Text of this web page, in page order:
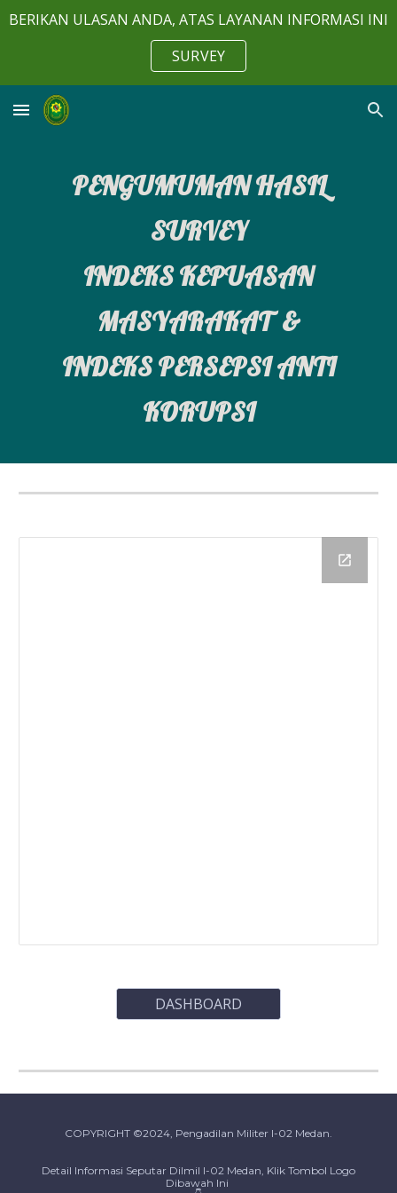
BERIKAN ULASAN ANDA, ATAS LAYANAN INFORMASI INI
SURVEY
PENGUMUMAN HASIL
SURVEY
INDEKS KEPUASAN
MASYARAKAT &
INDEKS PERSEPSI ANTI
KORUPSI
DASHBOARD
COPYRIGHT ©2024, Pengadilan Militer I-02 Medan.
Detail Informasi Seputar Dilmil I-02 Medan, Klik Tombol Logo
Dibawah Ini